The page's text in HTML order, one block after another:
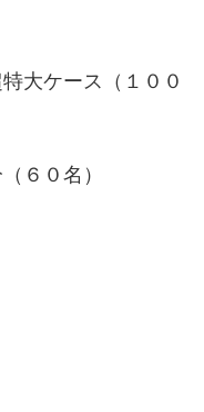
大ケース（１００
６０名）